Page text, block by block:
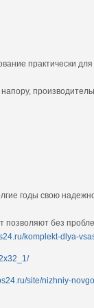
практически
годы свою
без
komplekt-dlya-
site/nizhniy-